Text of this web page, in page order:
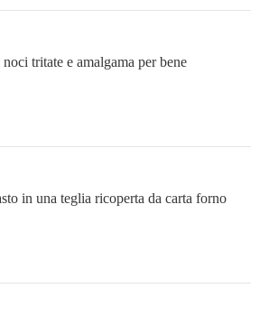
tritate e amalgama per bene
in una teglia ricoperta da carta forno